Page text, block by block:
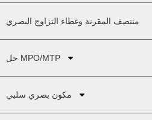
منتصف المقرنة وغطاء التزاوج البصري
حل MPO/MTP
مكون بصري سلبي